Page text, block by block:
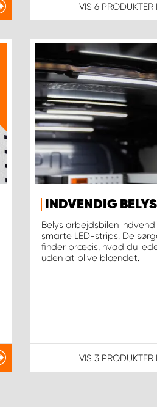
VIS 6 PRODUKTER
INDVENDIG
Belys arbejdsbilen
smarte LED-strips. De
finder præcis, hvad du
uden at blive blændet.
VIS 3 PRODUKTER